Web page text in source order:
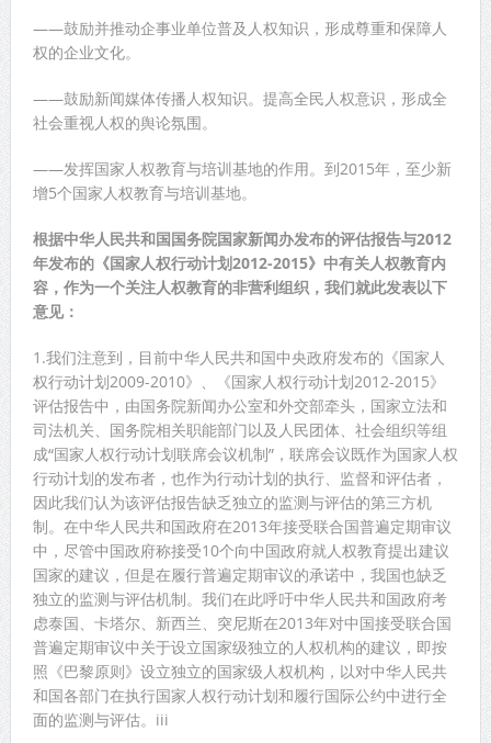
——鼓励并推动企事业单位普及人权知识，形成尊重和保障人
权的企业文化。
——鼓励新闻媒体传播人权知识。提高全民人权意识，形成全
社会重视人权的舆论氛围。
——发挥国家人权教育与培训基地的作用。到2015年，至少新
增5个国家人权教育与培训基地。
根据中华人民共和国国务院国家新闻办发布的评估报告与2012
年发布的《国家人权行动计划2012-2015》中有关人权教育内
容，作为一个关注人权教育的非营利组织，我们就此发表以下
意见：
1.我们注意到，目前中华人民共和国中央政府发布的《国家人
权行动计划2009-2010》、《国家人权行动计划2012-2015》
评估报告中，由国务院新闻办公室和外交部牵头，国家立法和
司法机关、国务院相关职能部门以及人民团体、社会组织等组
成“国家人权行动计划联席会议机制”，联席会议既作为国家人权
行动计划的发布者，也作为行动计划的执行、监督和评估者，
因此我们认为该评估报告缺乏独立的监测与评估的第三方机
制。在中华人民共和国政府在2013年接受联合国普遍定期审议
中，尽管中国政府称接受10个向中国政府就人权教育提出建议
国家的建议，但是在履行普遍定期审议的承诺中，我国也缺乏
独立的监测与评估机制。我们在此呼吁中华人民共和国政府考
虑泰国、卡塔尔、新西兰、突尼斯在2013年对中国接受联合国
普遍定期审议中关于设立国家级独立的人权机构的建议，即按
照《巴黎原则》设立独立的国家级人权机构，以对中华人民共
和国各部门在执行国家人权行动计划和履行国际公约中进行全
面的监测与评估。iii